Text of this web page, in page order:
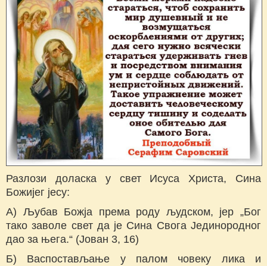
Разлози доласка у свет Исуса Христа, Сина
Божијег јесу:
A) Љубав Божја према роду људском, јер „Бог
тако заволе свет да је Сина Свога Јединородног
дао за њега.“ (Јован 3, 16)
Б) Васпостављање у палом човеку лика и